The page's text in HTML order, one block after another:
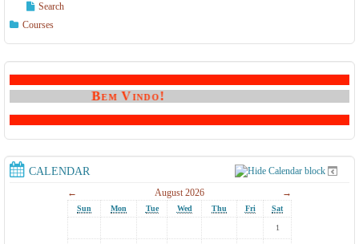
Search
Courses
Bem Vindo!
CALENDAR
← August 2026 →
Sun Mon Tue Wed Thu Fri Sat
1